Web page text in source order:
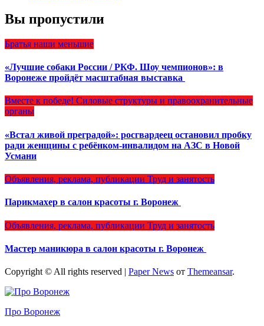
Вы пропустили
Братья наши меньшие
«Лучшие собаки России / РКФ. Шоу чемпионов»: в
Воронеже пройдёт масштабная выставка
Вместе к победе! Силовые структуры и правоохранительные
органы
«Встал живой преградой»: росгвардеец остановил пробку
ради женщины с ребёнком-инвалидом на АЗС в Новой
Усмани
Объявления, реклама, публикации Труд и занятость
Парикмахер в салон красоты г. Воронеж
Объявления, реклама, публикации Труд и занятость
Мастер маникюра в салон красоты г. Воронеж
Copyright © All rights reserved | Paper News от Themeansar.
Про Воронеж